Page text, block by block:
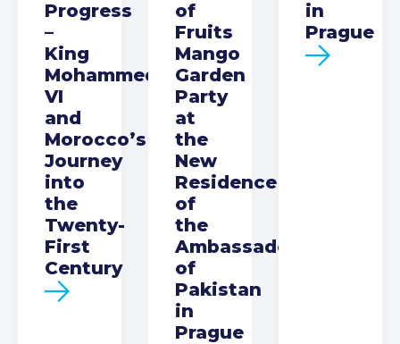
Progress
–
King
Mohammed
VI
and
Morocco’s
Journey
into
the
Twenty-
First
Century
of
Fruits
Mango
Garden
Party
at
the
New
Residence
of
the
Ambassador
of
Pakistan
in
Prague
in
Prague